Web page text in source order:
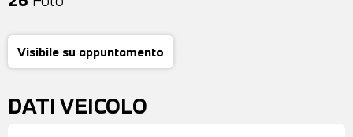
Visibile su appuntamento
DATI VEICOLO